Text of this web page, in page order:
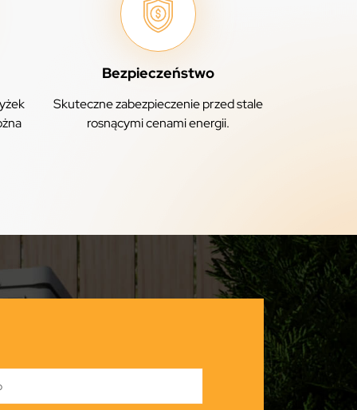
Bezpieczeństwo
Skuteczne zabezpieczenie przed stale
rosnącymi cenami energii.